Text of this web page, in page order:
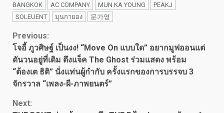
BANGKOK
AC COMPANY MUN KA YOUNG
PEAKJ
SOLEUENT
มุนกายอง 문가영
Continue
Reading
Previous:
โจอี้ ภูวศิษฐ์ เป็นงง! “Move On แบบใด” อยากมูฟออนแต่
ดันวนอยู่ที่เดิม ดึงแจ็ค The Ghost ร่วมแสดง พร้อม
“ต้องเต ธิติ” นั่งแท่นผู้กำกับ ครั้งแรกของการบรรจบ 3
จักรวาล “เพลง-ผี-ภาพยนตร์”
Next: